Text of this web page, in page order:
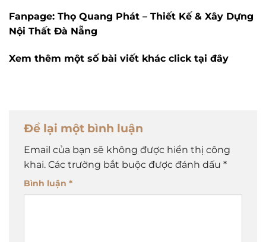
Fanpage: Thọ Quang Phát – Thiết Kế & Xây Dựng
Nội Thất Đà Nẵng
Xem thêm một số bài viết khác click tại đây
Để lại một bình luận
Email của bạn sẽ không được hiển thị công
khai. Các trường bắt buộc được đánh dấu *
Bình luận *